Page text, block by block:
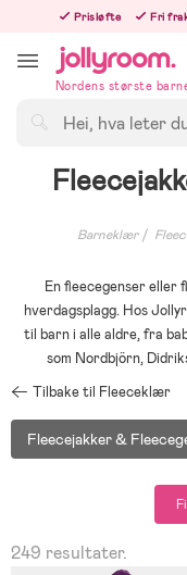
innehållet
Prisløfte Fri
Nordens største
Barneklær
En fleecegenser eller
hverdagsplagg. Hos
til barn i alle aldre, fra
som Nordbjörn,
Tilbake til Fleeceklær
Fleecejakker &
249 resultater.